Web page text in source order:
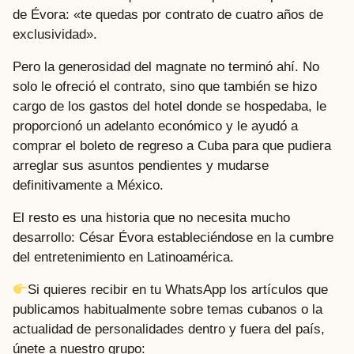
de Évora: «te quedas por contrato de cuatro años de
exclusividad».
Pero la generosidad del magnate no terminó ahí. No
solo le ofreció el contrato, sino que también se hizo
cargo de los gastos del hotel donde se hospedaba, le
proporcionó un adelanto económico y le ayudó a
comprar el boleto de regreso a Cuba para que pudiera
arreglar sus asuntos pendientes y mudarse
definitivamente a México.
El resto es una historia que no necesita mucho
desarrollo: César Évora estableciéndose en la cumbre
del entretenimiento en Latinoamérica.
Si quieres recibir en tu WhatsApp los artículos que
publicamos habitualmente sobre temas cubanos o la
actualidad de personalidades dentro y fuera del país,
únete a nuestro grupo: